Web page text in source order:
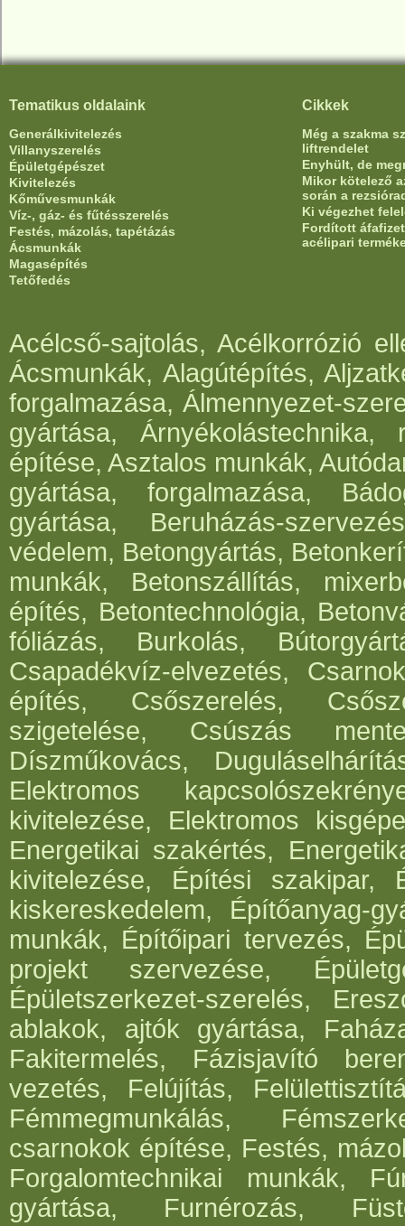
Tematikus oldalaink
Generálkivitelezés
Villanyszerelés
Épületgépészet
Kivitelezés
Kőművesmunkák
Víz-, gáz- és fűtésszerelés
Festés, mázolás, tapétázás
Ácsmunkák
Magasépítés
Tetőfedés
Cikkek
Még a szakma
liftrendelet
Enyhült, de
Mikor kötelező
során a
Ki végezhet
Fordított
acélipari
Acélcső-sajtolás, Acélkorrózió
Ácsmunkák, Alagútépítés,
forgalmazása, Álmennyezet-
gyártása, Árnyékolástechnika,
építése, Asztalos munkák,
gyártása, forgalmazása,
gyártása, Beruházás-
védelem, Betongyártás,
munkák, Betonszállítás,
építés, Betontechnológia,
fóliázás, Burkolás,
Csapadékvíz-elvezetés,
építés, Csőszerelés,
szigetelése, Csúszás
Díszműkovács,
Elektromos
kivitelezése, Elektromos
Energetikai szakértés,
kivitelezése, Építési szakipar,
kiskereskedelem, Építőanyag-
munkák, Építőipari tervezés,
projekt szervezése,
Épületszerkezet-szerelés,
ablakok, ajtók gyártása,
Fakitermelés, Fázisjavító
vezetés, Felújítás,
Fémmegmunkálás,
csarnokok építése, Festés,
Forgalomtechnikai munkák,
gyártása, Furnérozás,